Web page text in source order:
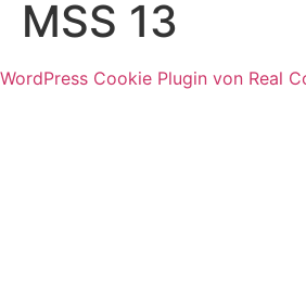
MSS 13
WordPress Cookie Plugin von Real